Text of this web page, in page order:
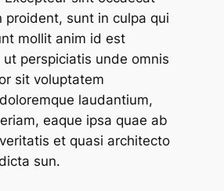
proident, sunt in culpa qui
mollit anim id est
perspiciatis unde omnis
sit voluptatem
laudantium,
eaque ipsa quae ab
et quasi architecto
sun.